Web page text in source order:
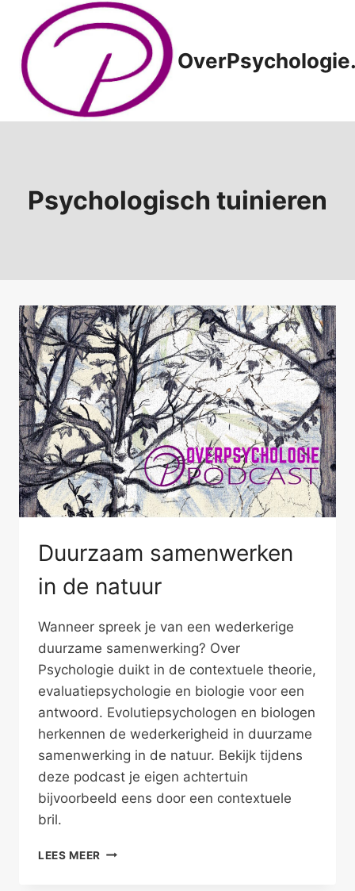
Doorgaan
inhoud
Psychologisch tuinieren
Duurzaam samenwerken
in de natuur
Wanneer spreek je van een wederkerige
duurzame samenwerking? Over
Psychologie duikt in de contextuele theorie,
evaluatiepsychologie en biologie voor een
antwoord. Evolutiepsychologen en biologen
herkennen de wederkerigheid in duurzame
samenwerking in de natuur. Bekijk tijdens
deze podcast je eigen achtertuin
bijvoorbeeld eens door een contextuele
bril.
LEES MEER DUURZAAM